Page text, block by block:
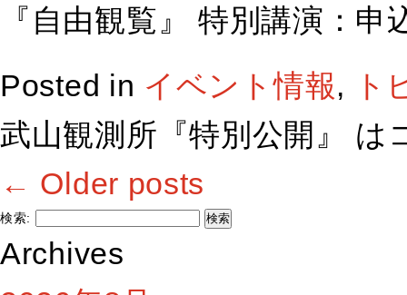
『自由観覧』 特別講演：
Posted in イベント情報,
ト
武山観測所『特別公開』 は
← Older posts
検索:
Archives